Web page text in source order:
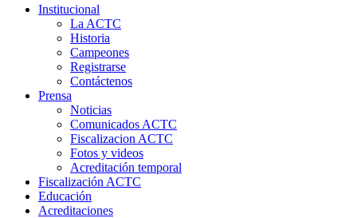
Institucional
La ACTC
Historia
Campeones
Registrarse
Contáctenos
Prensa
Noticias
Comunicados ACTC
Fiscalizacion ACTC
Fotos y videos
Acreditación temporal
Fiscalización ACTC
Educación
Acreditaciones